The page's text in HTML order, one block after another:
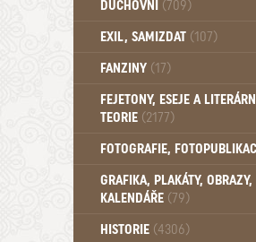
DUCHOVNÍ (709)
Okultismus (110)
EXIL, SAMIZDAT (107)
FANZINY (17)
FEJETONY, ESEJE A
TEORIE (2177)
Citáty, aforismy, snáře,
FOTOGRAFIE,
GRAFIKA, PLAKÁTY, OBRAZY,
KALENDÁŘE (79)
HISTORIE (4306)